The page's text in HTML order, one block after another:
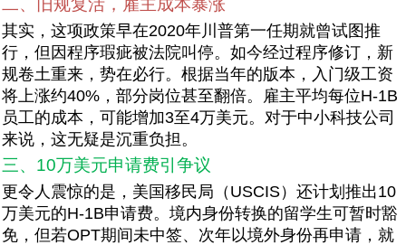
二、旧规复活，雇主成本暴涨
其实，这项政策早在2020年川普第一任期就曾试图推
行，但因程序瑕疵被法院叫停。如今经过程序修订，新
规卷土重来，势在必行。根据当年的版本，入门级工资
将上涨约40%，部分岗位甚至翻倍。雇主平均每位H-1B
员工的成本，可能增加3至4万美元。对于中小科技公司
来说，这无疑是沉重负担。
三、10万美元申请费引争议
更令人震惊的是，美国移民局（USCIS）还计划推出10
万美元的H-1B申请费。境内身份转换的留学生可暂时豁
免，但若OPT期间未中签、次年以境外身份再申请，就